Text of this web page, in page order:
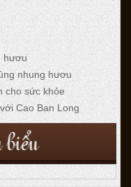
hươu
nhung hươu
cho sức khỏe
Cao Ban Long